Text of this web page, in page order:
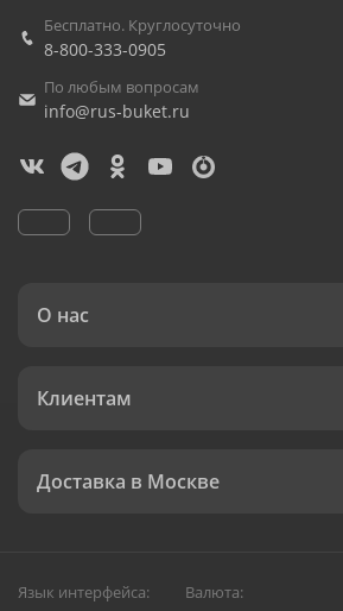
Бесплатно. Круглосуточно
8-800-333-0905
По любым вопросам
info@rus-buket.ru
О нас
Клиентам
Доставка в Москве
Язык интерфейса: Валюта: